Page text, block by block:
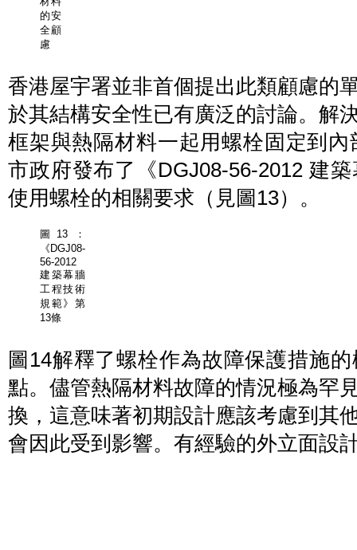
的安
全顧
慮
香港屋宇署並非首個提出此類顧慮的
於其結構安全性已有廣泛的討論。解
框架與熱隔材料一起用螺栓固定到
市政府發布了《DGJ08-56-2012 建
使用螺栓的相關要求（見圖13）。
圖13：
《DGJ08-
56-2012
建築幕牆
工程技術
規範》第
13條
圖14解釋了螺栓作為故障保護措施
點。儘管熱隔材料故障的情況極為罕
換，這意味著初期設計應該考慮到其
會因此受到影響。有經驗的外立面設